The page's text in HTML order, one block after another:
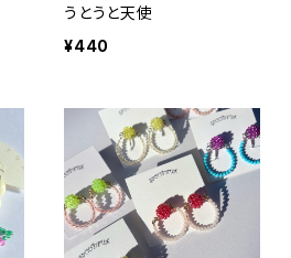
うとうと天使
¥440